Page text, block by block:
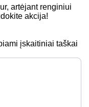
artėjant renginiui
akcija!
įskaitiniai taškai